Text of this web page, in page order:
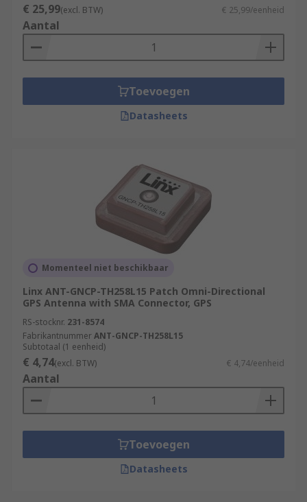
€ 25,99(excl. BTW) € 25,99/eenheid
Aantal
Toevoegen
Datasheets
Momenteel niet beschikbaar
Linx ANT-GNCP-TH258L15 Patch Omni-Directional
GPS Antenna with SMA Connector, GPS
RS-stocknr. 231-8574
FabrikantnummerANT-GNCP-TH258L15
Subtotaal (1 eenheid)
€ 4,74(excl. BTW) € 4,74/eenheid
Aantal
Toevoegen
Datasheets